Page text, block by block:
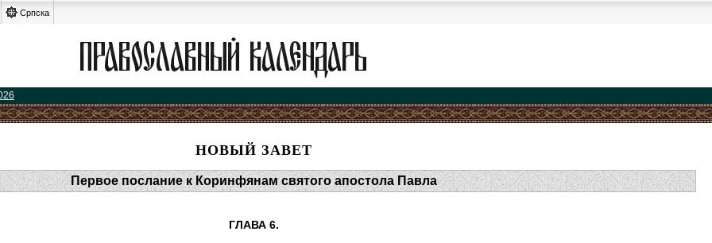
Српска
НОВЫЙ ЗАВЕТ
Первое послание к Коринфянам святого апостола Павла
ГЛАВА 6.